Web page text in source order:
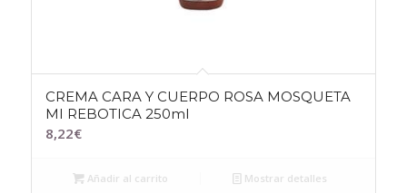
CREMA CARA Y CUERPO ROSA MOSQUETA
MI REBOTICA 250ml
8,22€
Añadir al carrito Mostrar detalles